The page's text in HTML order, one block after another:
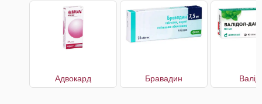
Адвокард Бравадин